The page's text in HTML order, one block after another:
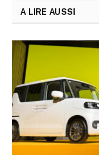
A LIRE AUSSI